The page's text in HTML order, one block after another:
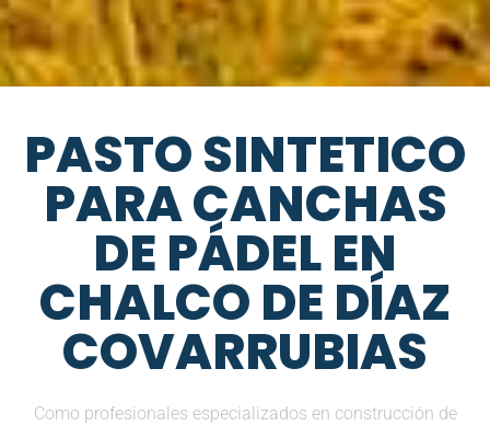
PASTO SINTETICO
PARA CANCHAS
DE PÁDEL EN
CHALCO DE DÍAZ
COVARRUBIAS
Como profesionales especializados en construcción de